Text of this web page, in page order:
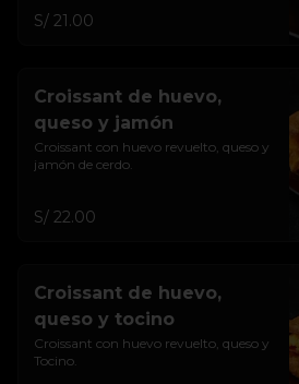
S/ 21.00
Croissant de huevo,
queso y jamón
Croissant con huevo revuelto, queso y
jamón de cerdo.
S/ 22.00
Croissant de huevo,
queso y tocino
Croissant con huevo revuelto, queso y
Tocino.